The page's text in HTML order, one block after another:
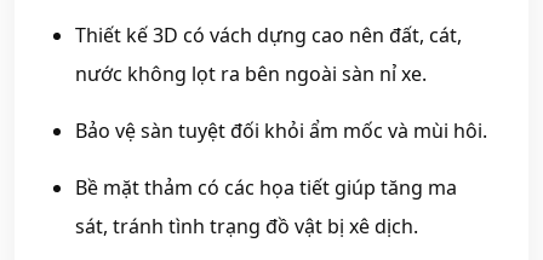
Thiết kế 3D có vách dựng cao nên đất, cát,
nước không lọt ra bên ngoài sàn nỉ xe.
Bảo vệ sàn tuyệt đối khỏi ẩm mốc và mùi hôi.
Bề mặt thảm có các họa tiết giúp tăng ma
sát, tránh tình trạng đồ vật bị xê dịch.